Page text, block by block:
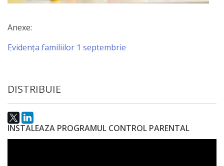
activitate
Transparență
Invitații
de
participare
Anexe:
Evidența familiilor 1 septembrie
DISTRIBUIE
INSTALEAZA PROGRAMUL CONTROL PARENTAL